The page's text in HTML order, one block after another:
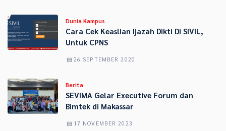
Dunia Kampus
Cara Cek Keaslian Ijazah Dikti Di SIVIL,
Untuk CPNS
26 SEPTEMBER 2020
Berita
SEVIMA Gelar Executive Forum dan
Bimtek di Makassar
17 NOVEMBER 2023